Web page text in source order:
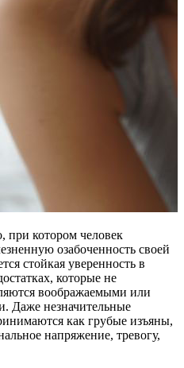
при котором человек
озабоченность своей
стойкая уверенность в
которые не
воображаемыми или
Даже незначительные
как грубые изъяны,
напряжение, тревогу,